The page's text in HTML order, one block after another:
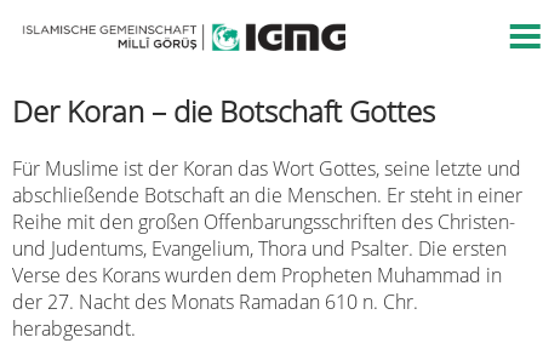
Der Koran – die Botschaft Gottes
Für Muslime ist der Koran das Wort Gottes, seine letzte und
abschließende Botschaft an die Menschen. Er steht in einer
Reihe mit den großen Offenbarungsschriften des Christen-
und Judentums, Evangelium, Thora und Psalter. Die ersten
Verse des Korans wurden dem Propheten Muhammad in
der 27. Nacht des Monats Ramadan 610 n. Chr.
herabgesandt.